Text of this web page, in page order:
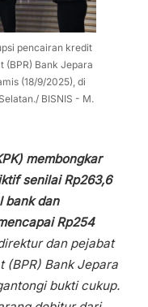
pencairan kredit
(BPR) Bank Jepara
(18/9/2025), di
BISNIS - M.
membongkar
senilai Rp263,6
bank dan
Rp254
dan pejabat
(BPR) Bank Jepara
bukti cukup.